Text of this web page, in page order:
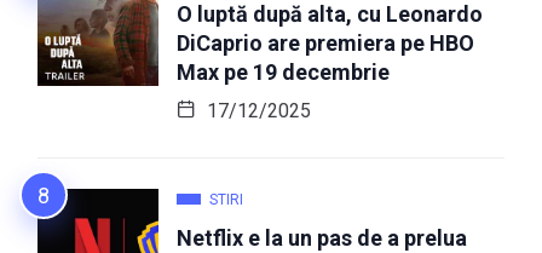
O luptă după alta, cu Leonardo
DiCaprio are premiera pe HBO
Max pe 19 decembrie
17/12/2025
STIRI
Netflix e la un pas de a prelua